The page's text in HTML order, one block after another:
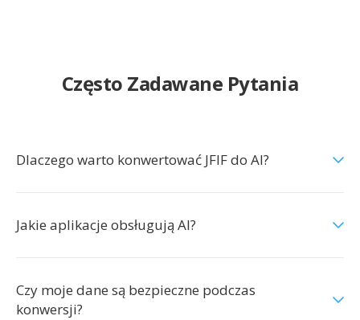
Często Zadawane Pytania
Dlaczego warto konwertować JFIF do AI?
Jakie aplikacje obsługują AI?
Czy moje dane są bezpieczne podczas
konwersji?